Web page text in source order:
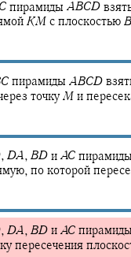
пирамиды ABCD
KM с плоскостью B
C пирамиды ABCD
точкуM и
, DA, BD и AC
по которой
, DA, BD и AC
пересечения